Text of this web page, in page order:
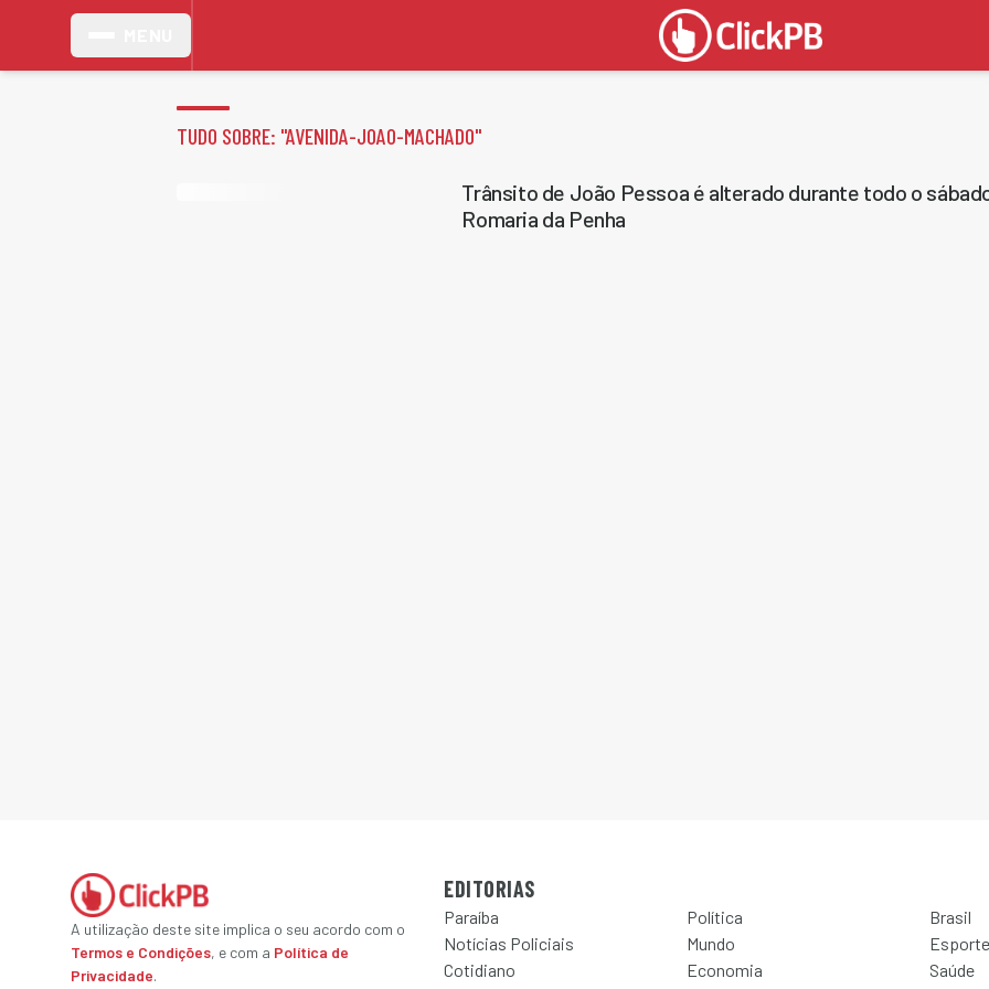
TUDO SOBRE: "AVENIDA-JOAO-MACHADO"
Trânsito de João Pessoa é alterado durante todo o
Romaria da Penha
A utilização deste site implica o seu acordo com o
Termos e Condições, e com a Política de
Privacidade.
EDITORIAS
Paraíba Política
Brasil
Notícias Policiais
Mundo
Esporte
Cotidiano
Economia
Saúde